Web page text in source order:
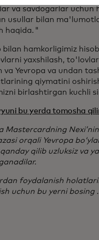
va savdogarlar uchun
usullar bilan
haqida. "
bilan hamkorligimiz
yaxshilash,
Yevropa va undan
qiymatini
birlashtirgan kuchli
bu yerda tomosha
Mastercardning
orqali Yevropa
qilib uzluksiz va
tabfoydalanish
uchun bu yerni bosing .